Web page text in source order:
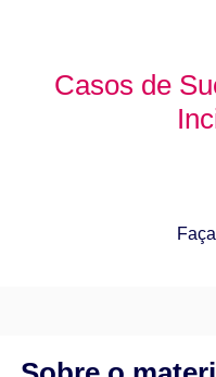
Casos de